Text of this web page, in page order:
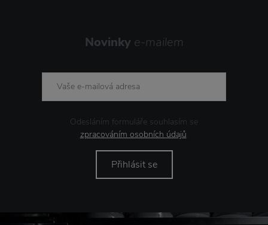
Novinky e-mailem
Odesláním formuláře souhlasím se
zpracováním osobních údajů.
Přihlásit se